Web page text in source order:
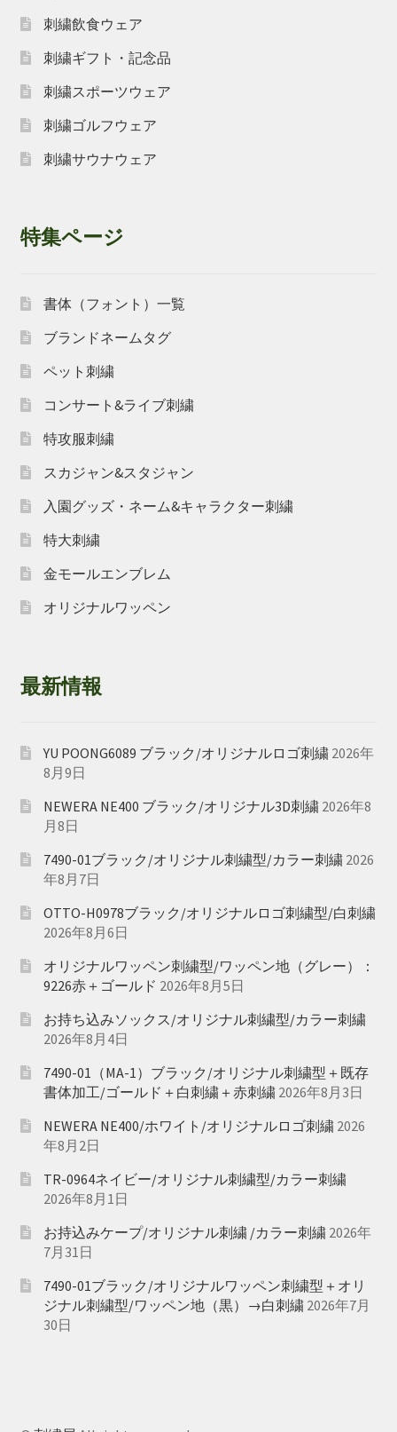
刺繍飲食ウェア
刺繍ギフト・記念品
刺繍スポーツウェア
刺繍ゴルフウェア
刺繍サウナウェア
特集ページ
書体（フォント）一覧
ブランドネームタグ
ペット刺繍
コンサート&ライブ刺繍
特攻服刺繍
スカジャン&スタジャン
入園グッズ・ネーム&キャラクター刺繍
特大刺繍
金モールエンブレム
オリジナルワッペン
最新情報
YU POONG6089 ブラック/オリジナルロゴ刺繍 2026年
8月9日
NEWERA NE400 ブラック/オリジナル3D刺繍 2026年8
月8日
7490-01ブラック/オリジナル刺繍型/カラー刺繍 2026
年8月7日
OTTO-H0978ブラック/オリジナルロゴ刺繍型/白刺繍
2026年8月6日
オリジナルワッペン刺繍型/ワッペン地（グレー）：
9226赤＋ゴールド 2026年8月5日
お持ち込みソックス/オリジナル刺繍型/カラー刺繍
2026年8月4日
7490-01（MA-1）ブラック/オリジナル刺繍型＋既存
書体加工/ゴールド＋白刺繍＋赤刺繍 2026年8月3日
NEWERA NE400/ホワイト/オリジナルロゴ刺繍 2026
年8月2日
TR-0964ネイビー/オリジナル刺繍型/カラー刺繍
2026年8月1日
お持込みケープ/オリジナル刺繍 /カラー刺繍 2026年
7月31日
7490-01ブラック/オリジナルワッペン刺繍型＋オリ
ジナル刺繍型/ワッペン地（黒）→白刺繍 2026年7月
30日